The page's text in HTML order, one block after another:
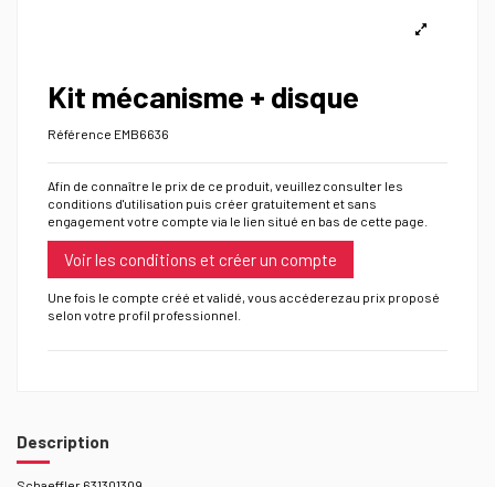
Kit mécanisme + disque
Référence EMB6636
Afin de connaître le prix de ce produit, veuillez consulter les
conditions d'utilisation puis créer gratuitement et sans
engagement votre compte via le lien situé en bas de cette page.
Voir les conditions et créer un compte
Une fois le compte créé et validé, vous accéderez au prix proposé
selon votre profil professionnel.
Description